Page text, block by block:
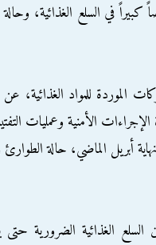
كبيراً في السلع الغذائية،
للمواد الغذائية، عن
الأمنية وعمليات
أبريل الماضي، حالة
السلع الغذائية